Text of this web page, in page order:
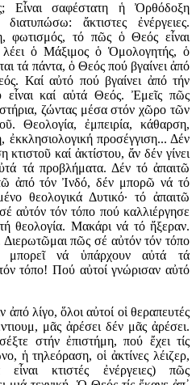
Εἶναι σαφέστατη ἡ Ὀρθόδοξη
ἄκτιστες ἐνέργειες.
φωτισμός, τό πῶς ὁ Θεός εἶναι
ὁ Μάξιμος ὁ Ὁμολογητής, ὁ
τά πάντα, ὁ Θεός πού βγαίνει ἀπό
Καί αὐτό πού βγαίνει ἀπό τήν
εἶναι καί αὐτά Θεός. Ἐμεῖς πῶς
ζώντας μέσα στόν χῶρο τῶν
Θεολογία, ἐμπειρία, κάθαρση,
ἐκκλησιολογική προσέγγιση... Δέν
καί ἀκτίστου, ἄν δέν γίνει
τά προβλήματα. Δέν τό ἀπαιτῶ
ἀπό τόν Ἰνδό, δέν μπορῶ νά τό
θεολογικά Δυτικό· τό ἀπαιτῶ
αὐτόν τόν τόπο πού καλλιέργησε
θεολογία. Μακάρι νά τό ἤξεραν.
Διερωτῶμαι πῶς σέ αὐτόν τόν τόπο
νά ὑπάρχουν αὐτά τά
τόπο! Πού αὐτοί γνώρισαν αὐτό
ἀπό λίγο, ὅλοι αὐτοί οἱ θεραπευτές
μᾶς ἀρέσει δέν μᾶς ἀρέσει.
στήν ἐπιστήμη, πού ἔχει τίς
ἡ τηλεόραση, οἱ ἀκτίνες λέιζερ,
κτιστές ἐνέργειες) πῶς